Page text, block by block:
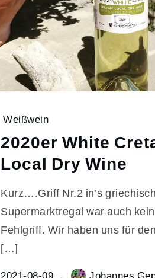
Weißwein
2020er White
Local Dry Wine
Kurz….Griff Nr.2 in’s
Supermarktregal war auch kein
Fehlgriff. Wir haben uns für
[…]